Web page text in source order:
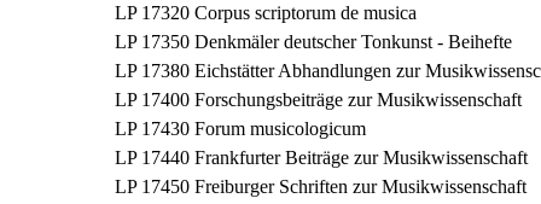
LP 17320 Corpus scriptorum de musica
LP 17350 Denkmäler deutscher Tonkunst - Beihefte
LP 17380 Eichstätter Abhandlungen zur
LP 17400 Forschungsbeiträge zur Musikwissenschaft
LP 17430 Forum musicologicum
LP 17440 Frankfurter Beiträge zur Musikwissenschaft
LP 17450 Freiburger Schriften zur Musikwissenschaft